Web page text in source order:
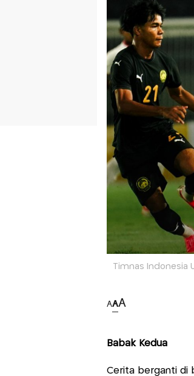
Timnas Indonesia
AAA
Babak Kedua
Cerita berganti di